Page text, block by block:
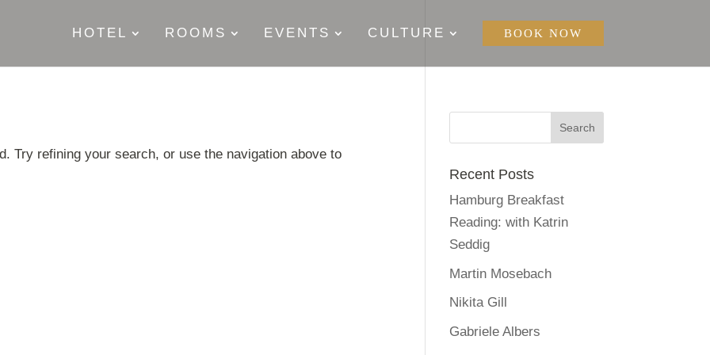
HOTEL ROOMS EVENTS CULTURE BOOK NOW
Try refining your search, or use the navigation above to
Recent Posts
Hamburg Breakfast
Reading: with Katrin
Seddig
Martin Mosebach
Nikita Gill
Gabriele Albers